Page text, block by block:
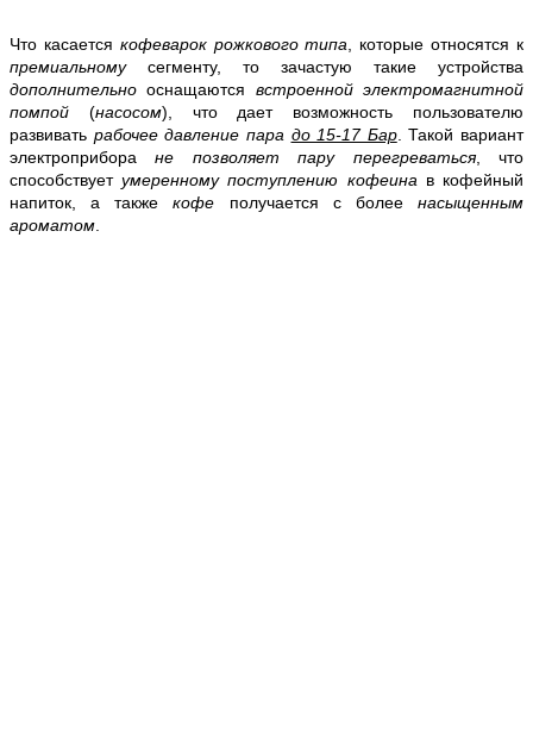
Что касается кофеварок рожкового типа , которые относятся к
премиальному сегменту, то зачастую такие устройства
дополнительнооснащаются встроенной электромагнитной
помпой (насосом), что дает возможность пользователю
развивать рабочее давление пара до 15-17 Бар. Такой вариант
электроприборане позволяет пару перегреваться, что
способствуетумеренномупоступлению кофеина в кофейный
напиток, а такжекофе получается с болеенасыщенным
ароматом